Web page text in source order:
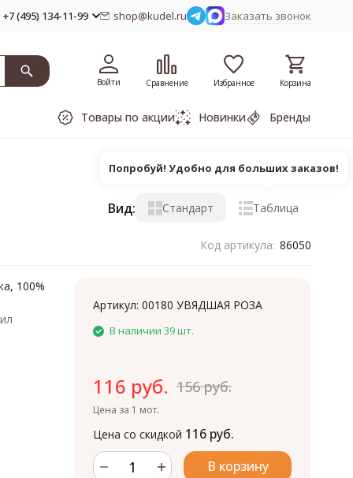
+7 (495) 134-11-99 shop@kudel.ru Заказать звонок
Войти Сравнение Избранное Корзина
Товары по акции Новинки Бренды
Вид: Стандарт Таблица
Код артикула: 86050
100%
Артикул:00180 УВЯДШАЯ РОЗА
В наличии 39 шт.
116 руб. 156 руб.
Цена за 1 мот.
Цена со скидкой 116 руб.
В корзину
Попробуй! Удобно для больших заказов!